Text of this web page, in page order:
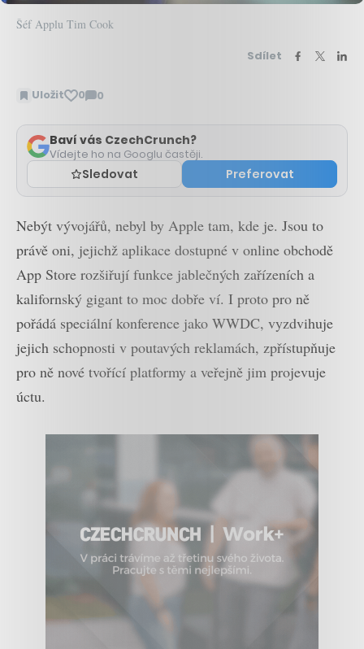
Šéf Applu Tim Cook
Sdílet
Uložit 0 0
Zobrazit
Baví vás CzechCrunch?
Vídejte ho na Googlu častěji.
Sledovat Preferovat
Nebýt vývojářů, nebyl by Apple tam, kde je. Jsou to
právě oni, jejichž aplikace dostupné v online obchodě
App Store rozšiřují funkce jablečných zařízeních a
kalifornský gigant to moc dobře ví. I proto pro ně
pořádá speciální konference jako WWDC, vyzdvihuje
jejich schopnosti v poutavých reklamách, zpřístupňuje
pro ně nové tvořící platformy a veřejně jim projevuje
úctu.